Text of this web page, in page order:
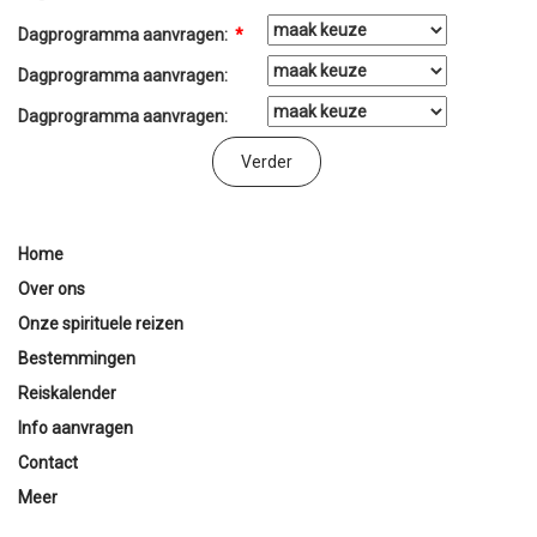
Dagprogramma aanvragen: *
Dagprogramma aanvragen:
Dagprogramma aanvragen:
Home
Over ons
Onze spirituele reizen
Bestemmingen
Reiskalender
Info aanvragen
Contact
Meer